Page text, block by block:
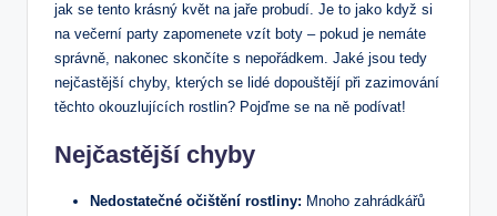
jak se tento⁢ krásný květ na jaře​ probudí. ⁢Je to jako ⁢když⁣ si
‌na⁢ večerní party ⁤zapomenete vzít boty – pokud je nemáte
správně,​ nakonec skončíte s nepořádkem. Jaké jsou tedy
nejčastější chyby, kterých se ‍lidé‌ dopouštějí při zazimování⁢
těchto ⁤okouzlujících rostlin? ⁢Pojďme se na ně ⁢podívat!
Nejčastější chyby
Nedostatečné⁤ očištění rostliny: ​Mnoho zahrádkářů